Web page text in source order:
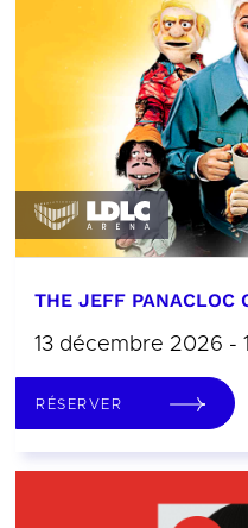
THE JEFF PANACLOC
13 décembre 2026 -
RÉSERVER